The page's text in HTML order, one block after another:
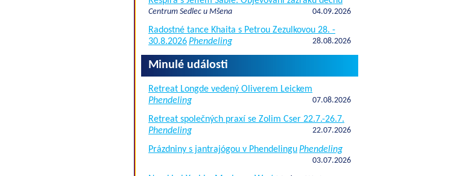
Centrum Sedlec u Mšena 04.09.2026
Radostné tance Khaita s Petrou Zezulkovou 28. -
30.8.2026Phendeling 28.08.2026
Minulé události
Retreat Longde vedený Oliverem Leickem
Phendeling
07.08.2026
Retreat společných praxí se Zolim Cser 22.7.-26.7.
Phendeling
22.07.2026
Prázdniny s jantrajógou v PhendelinguPhendeling
03.07.2026